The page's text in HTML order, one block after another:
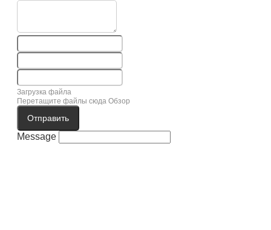
Загрузка файла
Перетащите файлы сюда Обзор
Отправить
Message